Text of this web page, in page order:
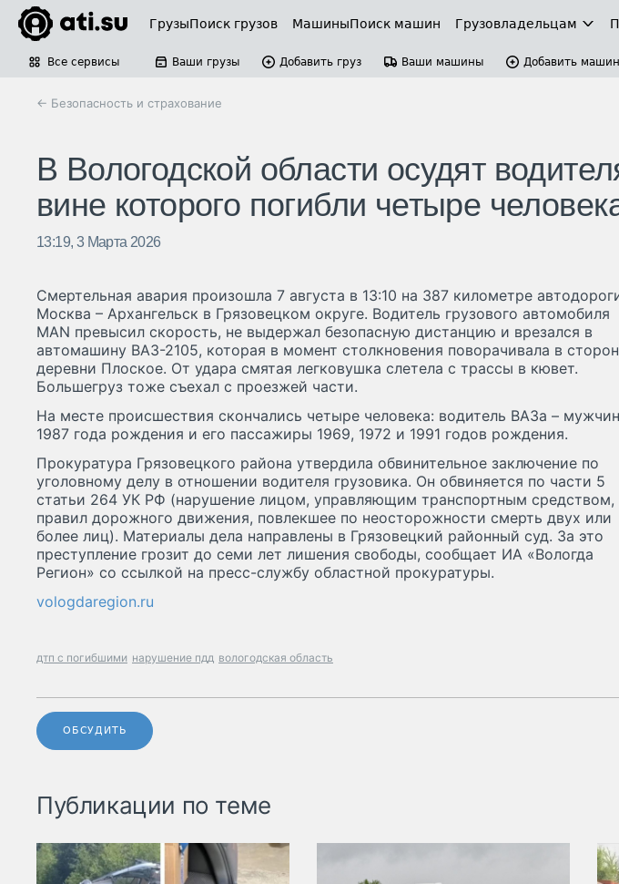
ГрузыПоиск грузов МашиныПоиск машин Грузовладельцам
Все сервисы Ваши грузы Добавить груз Ваши машины Добавить
← Безопасность и страхование
В Вологодской области осудят
вине которого погибли четыре
13:19, 3 Марта 2026
Смертельная авария произошла 7 августа в 13:10 на 387 километре
Москва – Архангельск в Грязовецком округе. Водитель грузового автомобиля
MAN превысил скорость, не выдержал безопасную дистанцию и врезался в
автомашину ВАЗ-2105, которая в момент столкновения поворачивала в
деревни Плоское. От удара смятая легковушка слетела с трассы в кювет.
Большегруз тоже съехал с проезжей части.
На месте происшествия скончались четыре человека: водитель ВАЗа –
1987 года рождения и его пассажиры 1969, 1972 и 1991 годов рождения.
Прокуратура Грязовецкого района утвердила обвинительное заключение по
уголовному делу в отношении водителя грузовика. Он обвиняется по части 5
статьи 264 УК РФ (нарушение лицом, управляющим транспортным средством,
правил дорожного движения, повлекшее по неосторожности смерть двух или
более лиц). Материалы дела направлены в Грязовецкий районный суд. За это
преступление грозит до семи лет лишения свободы, сообщает ИА «Вологда
Регион» со ссылкой на пресс-службу областной прокуратуры.
vologdaregion.ru
дтп с погибшими нарушение пдд вологодская область
ОБСУДИТЬ
Публикации по теме